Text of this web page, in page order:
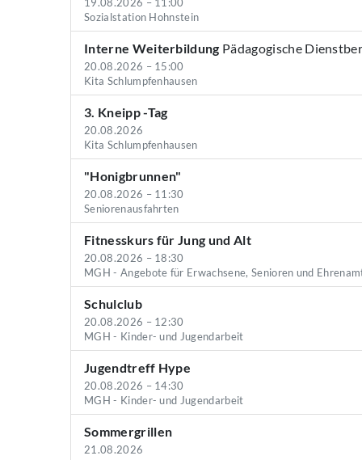
Sozialstation Hohnstein
Interne Weiterbildung Pädagogische
20.08.2026 – 15:00
Kita Schlumpfenhausen
3. Kneipp -Tag
20.08.2026
Kita Schlumpfenhausen
"Honigbrunnen"
20.08.2026 – 11:30
Seniorenausfahrten
Fitnesskurs für Jung und Alt
20.08.2026 – 18:30
MGH - Angebote für Erwachsene, Senioren und
Schulclub
20.08.2026 – 12:30
MGH - Kinder- und Jugendarbeit
Jugendtreff Hype
20.08.2026 – 14:30
MGH - Kinder- und Jugendarbeit
Sommergrillen
21.08.2026